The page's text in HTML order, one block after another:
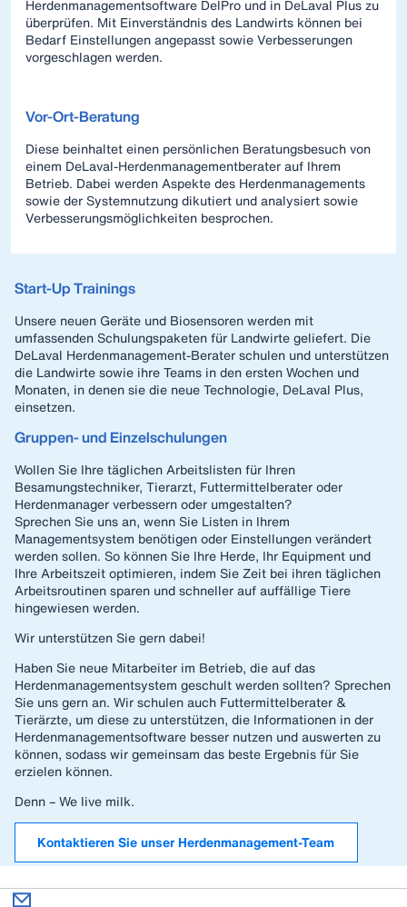
Herdenmanagementsoftware DelPro und in DeLaval Plus zu
überprüfen. Mit Einverständnis des Landwirts können bei
Bedarf Einstellungen angepasst sowie Verbesserungen
vorgeschlagen werden.
Vor-Ort-Beratung
Diese beinhaltet einen persönlichen Beratungsbesuch von
einem DeLaval-Herdenmanagementberater auf Ihrem
Betrieb. Dabei werden Aspekte des Herdenmanagements
sowie der Systemnutzung dikutiert und analysiert sowie
Verbesserungsmöglichkeiten besprochen.
Start-Up Trainings
Unsere neuen Geräte und Biosensoren werden mit
umfassenden Schulungspaketen für Landwirte geliefert. Die
DeLaval Herdenmanagement-Berater schulen und unterstützen
die Landwirte sowie ihre Teams in den ersten Wochen und
Monaten, in denen sie die neue Technologie, DeLaval Plus,
einsetzen.
Gruppen- und Einzelschulungen
Wollen Sie Ihre täglichen Arbeitslisten für Ihren
Besamungstechniker, Tierarzt, Futtermittelberater oder
Herdenmanager verbessern oder umgestalten?
Sprechen Sie uns an, wenn Sie Listen in Ihrem
Managementsystem benötigen oder Einstellungen verändert
werden sollen. So können Sie Ihre Herde, Ihr Equipment und
Ihre Arbeitszeit optimieren, indem Sie Zeit bei ihren täglichen
Arbeitsroutinen sparen und schneller auf auffällige Tiere
hingewiesen werden.
Wir unterstützen Sie gern dabei!
Haben Sie neue Mitarbeiter im Betrieb, die auf das
Herdenmanagementsystem geschult werden sollten? Sprechen
Sie uns gern an. Wir schulen auch Futtermittelberater &
Tierärzte, um diese zu unterstützen, die Informationen in der
Herdenmanagementsoftware besser nutzen und auswerten zu
können, sodass wir gemeinsam das beste Ergebnis für Sie
erzielen können.
Denn – We live milk.
Kontaktieren Sie unser Herdenmanagement-Team